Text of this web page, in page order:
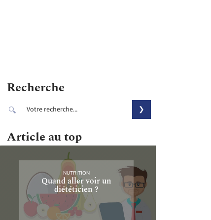
Recherche
Article au top
NUTRITION
Quand aller voir un
diététicien ?